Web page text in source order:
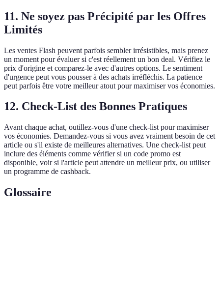
11. Ne soyez pas Précipité par les Offres
Limités
Les ventes Flash peuvent parfois sembler irrésistibles, mais prenez
un moment pour évaluer si c'est réellement un bon deal. Vérifiez le
prix d'origine et comparez-le avec d'autres options. Le sentiment
d'urgence peut vous pousser à des achats irréfléchis. La patience
peut parfois être votre meilleur atout pour maximiser vos économies.
12. Check-List des Bonnes Pratiques
Avant chaque achat, outillez-vous d'une check-list pour maximiser
vos économies. Demandez-vous si vous avez vraiment besoin de cet
article ou s'il existe de meilleures alternatives. Une check-list peut
inclure des éléments comme vérifier si un code promo est
disponible, voir si l'article peut attendre un meilleur prix, ou utiliser
un programme de cashback.
Glossaire